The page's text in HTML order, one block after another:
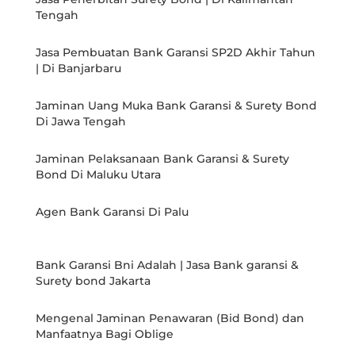
Tengah
Jasa Pembuatan Bank Garansi SP2D Akhir Tahun
| Di Banjarbaru
Jaminan Uang Muka Bank Garansi & Surety Bond
Di Jawa Tengah
Jaminan Pelaksanaan Bank Garansi & Surety
Bond Di Maluku Utara
Agen Bank Garansi Di Palu
Bank Garansi Bni Adalah | Jasa Bank garansi &
Surety bond Jakarta
Mengenal Jaminan Penawaran (Bid Bond) dan
Manfaatnya Bagi Oblige